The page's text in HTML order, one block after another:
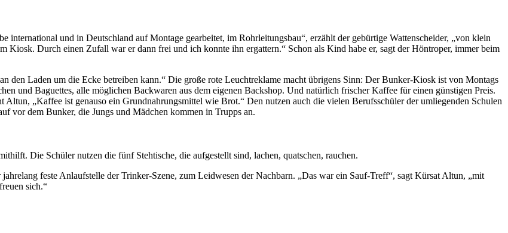
international und in Deutschland auf Montage gearbeitet, im Rohrleitungsbau“, erzählt der gebürtige Wattenscheider, „von klein
Durch einen Zufall war er dann frei und ich konnte ihn ergattern.“ Schon als Kind habe er, sagt der Höntroper, immer beim
den Laden um die Ecke betreiben kann.“ Die große rote Leuchtreklame macht übrigens Sinn: Der Bunker-Kiosk ist von Montags
und Baguettes, alle möglichen Backwaren aus dem eigenen Backshop. Und natürlich frischer Kaffee für einen günstigen Preis.
„Kaffee ist genauso ein Grundnahrungsmittel wie Brot.“ Den nutzen auch die vielen Berufsschüler der umliegenden Schulen
vor dem Bunker, die Jungs und Mädchen kommen in Trupps an.
Die Schüler nutzen die fünf Stehtische, die aufgestellt sind, lachen, quatschen, rauchen.
feste Anlaufstelle der Trinker-Szene, zum Leidwesen der Nachbarn. „Das war ein Sauf-Treff“, sagt Kürsat Altun, „mit
sich.“